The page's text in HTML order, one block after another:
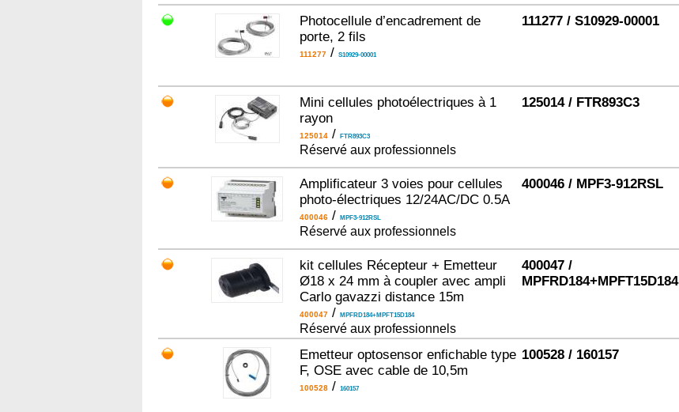
Photocellule d’encadrement de
porte, 2 fils
111277/ S10929-00001
111277 / S10929-00001
Mini cellules photoélectriques à 1
rayon
125014/ FTR893C3
Réservé aux professionnels
125014 / FTR893C3
Amplificateur 3 voies pour cellules
photo-électriques 12/24AC/DC 0.5A
400046/ MPF3-912RSL
Réservé aux professionnels
400046 / MPF3-912RSL
kit cellules Récepteur + Emetteur
Ø18 x 24 mm à coupler avec ampli
Carlo gavazzi distance 15m
400047/ MPFRD184+MPFT15D184
Réservé aux professionnels
400047 /
MPFRD184+MPFT15D184
Emetteur optosensor enfichable type
F, OSE avec cable de 10,5m
100528/ 160157
100528 / 160157